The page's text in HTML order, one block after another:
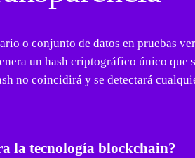
o conjunto de datos en pruebas
un hash criptográfico único que
no coincidirá y se detectará
la tecnología blockchain?